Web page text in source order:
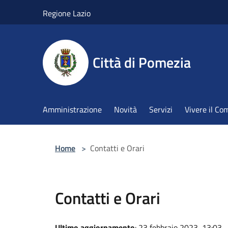
Regione Lazio
Città di Pomezia
Amministrazione Novità Servizi Vivere il
Home > Contatti e Orari
Contatti e Orari